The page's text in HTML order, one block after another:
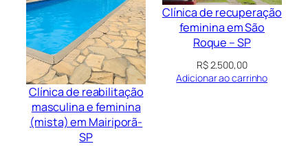
Clínica de reabilitação
masculina e feminina
(mista) em Mairiporã-
SP
Clínica de recuperação
feminina em São
Roque – SP
R$2.500,00
Adicionar ao carrinho